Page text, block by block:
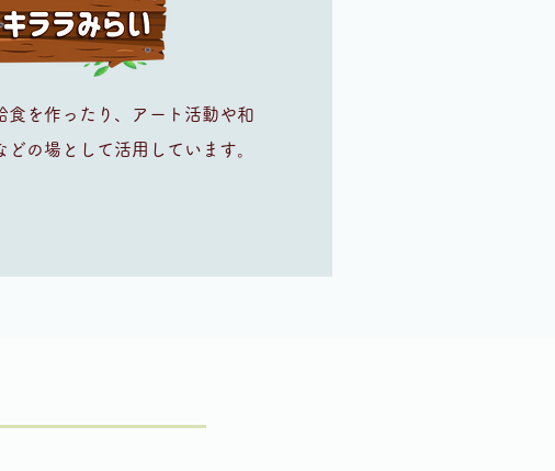
食を作ったり、アート活動や和
どの場として​活用しています。